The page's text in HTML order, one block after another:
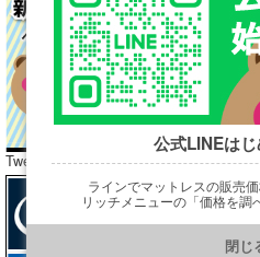
Tweets by araibed300
公式LINEはじ
ラインでマットレスの販売
リッチメニューの「価格を
https://line.me/R/
閉じ